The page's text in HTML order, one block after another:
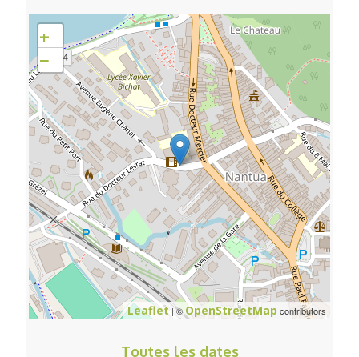
+
−
Leaflet | ©OpenStreetMap contributors
Toutes les dates